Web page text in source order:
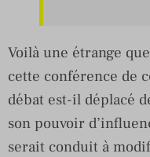
Voilà une étrange
cette conférence de
débat est-il déplacé
son pouvoir
serait conduit à